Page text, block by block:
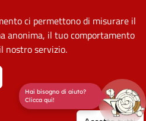
ci permettono di misurare il
anonima, il tuo comportamento
nostro servizio.
Hai bisogno di aiuto?
Clicca qui!